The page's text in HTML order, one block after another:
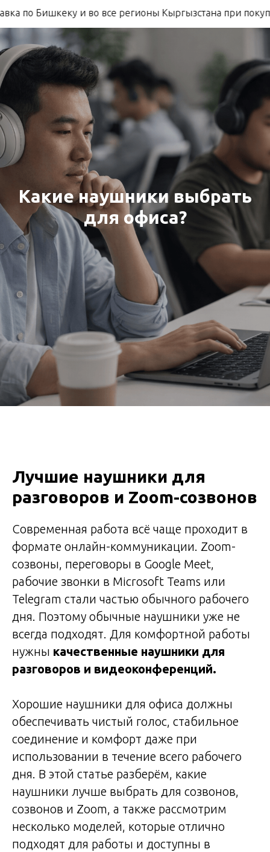
по Бишкеку и во все регионы Кыргызстана при
Какие наушники выбрать
для офиса?
Лучшие наушники для
разговоров и Zoom-созвонов
Современная работа всё чаще проходит в
формате онлайн-коммуникации. Zoom-
созвоны, переговоры в Google Meet,
рабочие звонки в Microsoft Teams или
Telegram стали частью обычного рабочего
дня. Поэтому обычные наушники уже не
всегда подходят. Для комфортной работы
нужны качественные наушники для
разговоров и видеоконференций.
Хорошие наушники для офиса должны
обеспечивать чистый голос, стабильное
соединение и комфорт даже при
использовании в течение всего рабочего
дня. В этой статье разберём, какие
наушники лучше выбрать для созвонов,
созвонов и Zoom, а также рассмотрим
несколько моделей, которые отлично
подходят для работы и доступны в